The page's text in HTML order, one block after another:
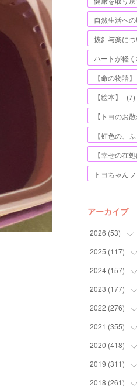
自然生活へ
抜針与楽に
ハートが軽
【命の物語】
【絵本】
(7)
【トヨのお散
【虹色の、
【幸せの在
トヨちゃん
アーカイブ
2026 (53)
(1)
(5)
(7)
(11
(8)
(6)
(8)
( 7)
2025 (117)
(11
(12
(12
(13
(6)
(5)
(3)
2024 (157)
(13
(13
(10
(13
(11
(11
2023 (177)
(20
(10
(11
(13
(15
2022 (276)
(17
(16
(21
(21
2021 (355)
(19
(12
(16
2020 (418)
(44
(59
2019 (311)
(25
2018 (261)